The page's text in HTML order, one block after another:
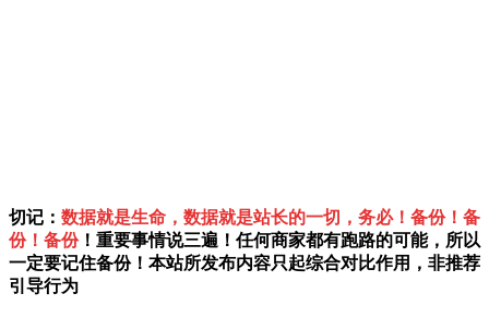
切记： 数据就是生命，数据就是站长的一切，务必！备份！备
份！备份！重要事情说三遍！任何商家都有跑路的可能，所以
一定要记住备份！本站所发布内容只起综合对比作用，非推荐
引导行为